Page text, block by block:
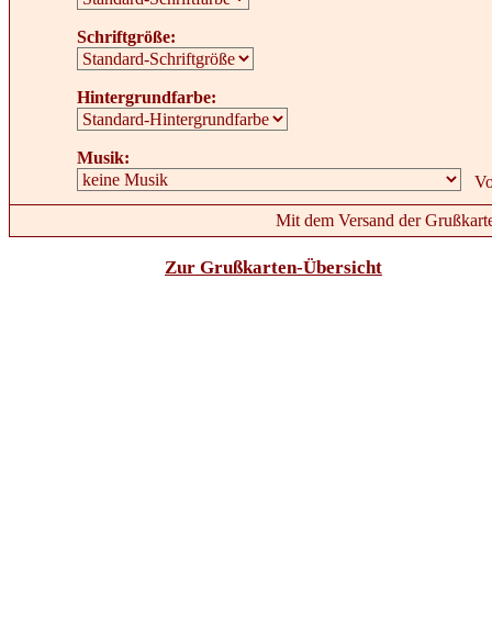
Schriftgröße:
Hintergrundfarbe:
Musik:
Mit dem Versand der
Zur Grußkarten-Übersicht